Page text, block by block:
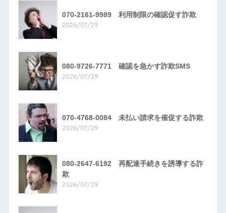
070-2161-9989 利用制限の確認促す詐欺
2026/07/29
080-9726-7771 確認を急かす詐欺SMS
2026/07/29
070-4768-0084 未払い請求を催促する詐欺
2026/07/29
080-2647-6192 再配達手続きを誘導する詐
欺
2026/07/29